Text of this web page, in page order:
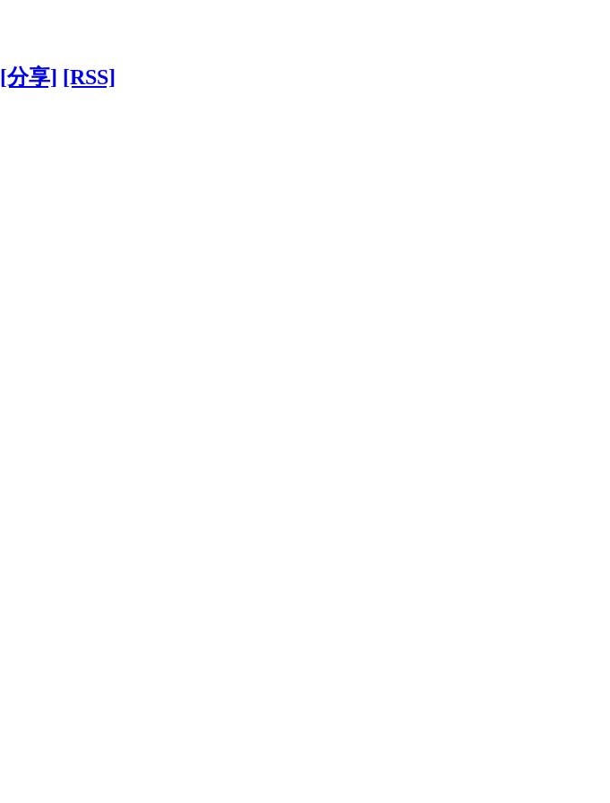
[分享] [RSS]